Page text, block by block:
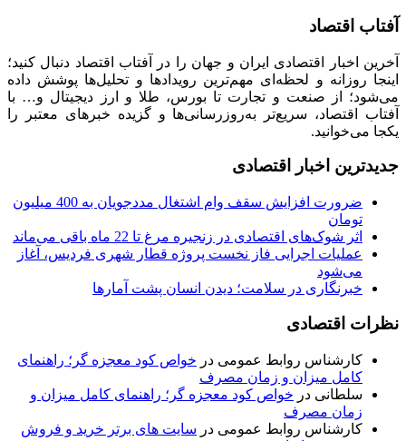
آفتاب اقتصاد
آخرین اخبار اقتصادی ایران و جهان را در آفتاب اقتصاد دنبال کنید؛
اینجا روزانه و لحظه‌ای مهم‌ترین رویدادها و تحلیل‌ها پوشش داده
می‌شود؛ از صنعت و تجارت تا بورس، طلا و ارز دیجیتال و… با
آفتاب اقتصاد، سریع‌تر به‌روزرسانی‌ها و گزیده خبرهای معتبر را
یکجا می‌خوانید.
جدیدترین اخبار اقتصادی
ضرورت افزایش سقف وام اشتغال مددجویان به 400 میلیون
تومان
اثر شوک‌های اقتصادی در زنجیره مرغ تا 22 ماه باقی می‌ماند
عملیات اجرایی فاز نخست پروژه قطار شهری فردیس، آغاز
می‌شود
خبرنگاری در سلامت؛ دیدن انسان پشت آمارها
نظرات اقتصادی
کارشناس روابط عمومی در خواص کود معجزه گر؛ راهنمای
کامل میزان و زمان مصرف
سلطانی در خواص کود معجزه گر؛ راهنمای کامل میزان و
زمان مصرف
کارشناس روابط عمومی در سایت های برتر خرید و فروش